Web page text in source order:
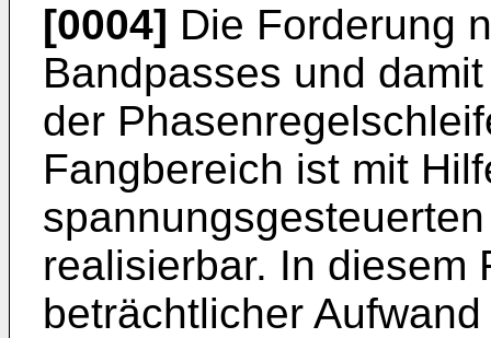
[0004] Die Forderung
Bandpasses und
der
Fangbereich ist mit
realisierbar. In diesem
beträchtlicher